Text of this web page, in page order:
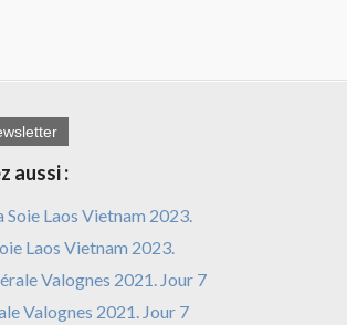
aussi :
Laos Vietnam 2023.
Valognes 2021. Jour 7